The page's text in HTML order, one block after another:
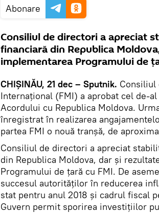
Abonare
Consiliul de directori a apreciat
financiară din Republica
implementarea Programului de
CHIȘINĂU, 21 dec – Sputnik. Consiliul
Internațional (FMI) a aprobat cel de-
Acordului cu Republica Moldova.
înregistrat în realizarea
partea FMI o nouă tranșă, de
Consiliul de directori a apreciat
din Republica Moldova, dar și
Programului de țară cu FMI. De
succesul autorităților în reducerea
stat pentru anul 2018 și cadrul fiscal
Guvern permit sporirea investițiilor